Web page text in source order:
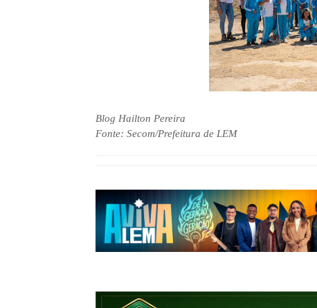
Blog Hailton Pereira
Fonte: Secom/Prefeitura de LEM